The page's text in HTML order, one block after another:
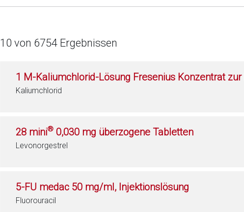
10 von 6754 Ergebnissen
1 M-Kaliumchlorid-Lösung Fresenius Konzentrat
Kaliumchlorid
28 mini® 0,030 mg überzogene Tabletten
Levonorgestrel
5-FU medac 50 mg/ml, Injektionslösung
Fluorouracil